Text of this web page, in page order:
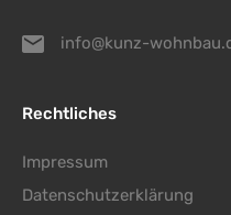
info@kunz-
Rechtliches
Impressum
Datenschutzerklärung